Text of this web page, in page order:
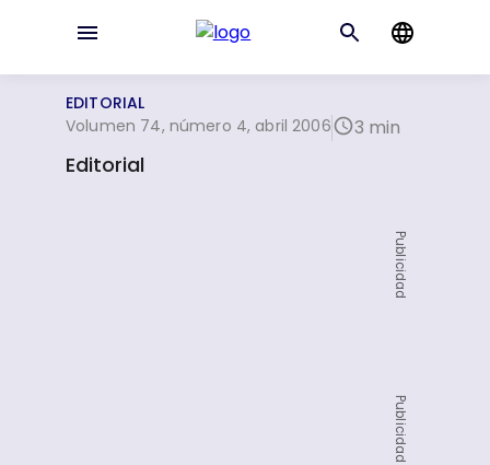
EDITORIAL
Volumen 74, número 4, abril 2006
3 min
Editorial
Publicidad
Publicidad